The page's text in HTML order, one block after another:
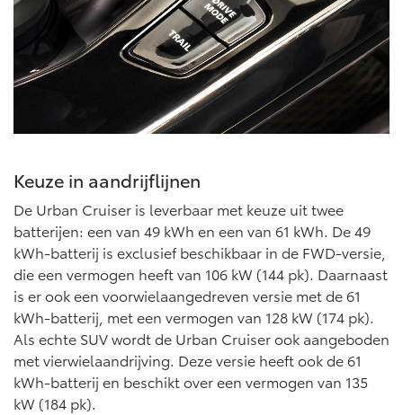
Keuze in aandrijflijnen
De Urban Cruiser is leverbaar met keuze uit twee
batterijen: een van 49 kWh en een van 61 kWh. De 49
kWh-batterij is exclusief beschikbaar in de FWD-versie,
die een vermogen heeft van 106 kW (144 pk). Daarnaast
is er ook een voorwielaangedreven versie met de 61
kWh-batterij, met een vermogen van 128 kW (174 pk).
Als echte SUV wordt de Urban Cruiser ook aangeboden
met vierwielaandrijving. Deze versie heeft ook de 61
kWh-batterij en beschikt over een vermogen van 135
kW (184 pk).